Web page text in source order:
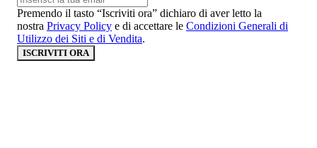
Premendo il tasto “Iscriviti ora” dichiaro di aver letto la
nostra Privacy Policy e di accettare le Condizioni Generali di
Utilizzo dei Siti e di Vendita.
ISCRIVITI ORA